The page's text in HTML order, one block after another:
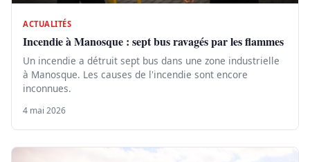
ACTUALITÉS
Incendie à Manosque : sept bus ravagés par les flammes
Un incendie a détruit sept bus dans une zone industrielle
à Manosque. Les causes de l'incendie sont encore
inconnues.
4 mai 2026